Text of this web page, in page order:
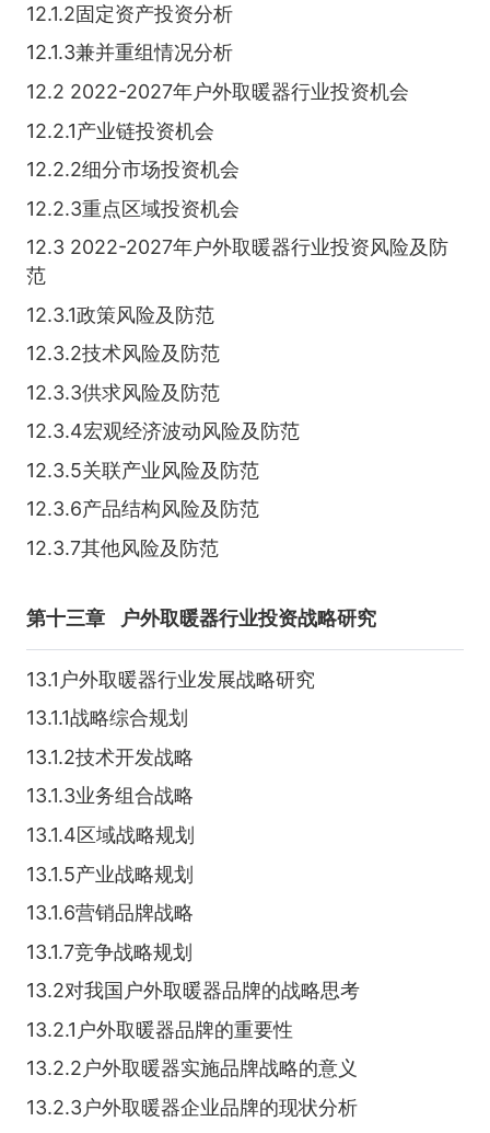
12.1.2固定资产投资分析
12.1.3兼并重组情况分析
12.2 2022-2027年户外取暖器行业投资机会
12.2.1产业链投资机会
12.2.2细分市场投资机会
12.2.3重点区域投资机会
12.3 2022-2027年户外取暖器行业投资风险及防
范
12.3.1政策风险及防范
12.3.2技术风险及防范
12.3.3供求风险及防范
12.3.4宏观经济波动风险及防范
12.3.5关联产业风险及防范
12.3.6产品结构风险及防范
12.3.7其他风险及防范
第十三章 户外取暖器行业投资战略研究
13.1户外取暖器行业发展战略研究
13.1.1战略综合规划
13.1.2技术开发战略
13.1.3业务组合战略
13.1.4区域战略规划
13.1.5产业战略规划
13.1.6营销品牌战略
13.1.7竞争战略规划
13.2对我国户外取暖器品牌的战略思考
13.2.1户外取暖器品牌的重要性
13.2.2户外取暖器实施品牌战略的意义
13.2.3户外取暖器企业品牌的现状分析